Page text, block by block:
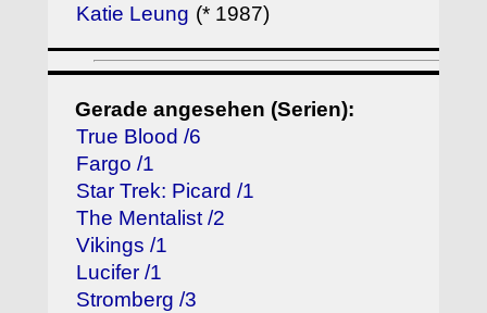
Katie Leung (* 1987)
Gerade angesehen (Serien):
True Blood /6
Fargo /1
Star Trek: Picard /1
The Mentalist /2
Vikings /1
Lucifer /1
Stromberg /3